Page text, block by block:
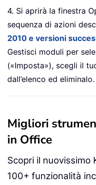
4. Si aprirà la finestra
sequenza di azioni
2010 e versioni
Gestisci moduli per
(«Imposta»), scegli il
dall’elenco ed eliminalo.
Migliori
in Office
Scopri il nuovissimo
100+ funzionalità